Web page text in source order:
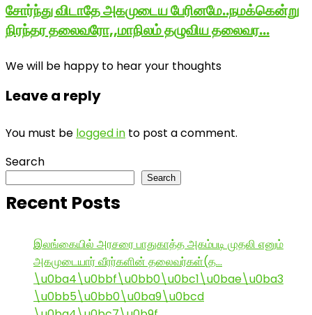
சோர்ந்து விடாதே அகமுடைய பேரினமே..நமக்கென்று
நிரந்தர தலைவரோ,,மாநிலம் தழுவிய தலைவர…
We will be happy to hear your thoughts
Leave a reply
You must be logged in to post a comment.
Search
Search
Recent Posts
இலங்கையில் அரசரை பாதுகாத்த அகம்படி முதலி எனும்
அகமுடையார் வீரர்களின் தலைவர்கள்(த…
\u0ba4\u0bbf\u0bb0\u0bc1\u0bae\u0ba3
\u0bb5\u0bb0\u0ba9\u0bcd